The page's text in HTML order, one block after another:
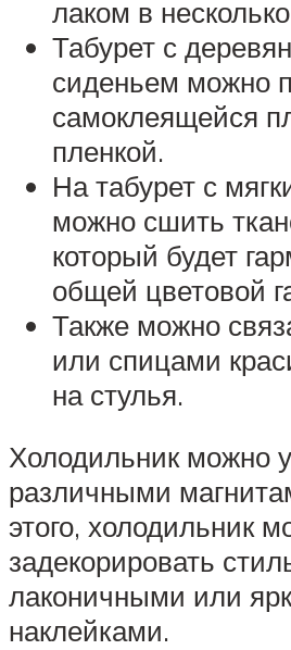
лаком в
Табурет с
сиденьем можно
самоклеящейся
пленкой.
На табурет с
можно сшить
который будет
общей цветовой
Также можно
или спицами
на стулья.
Холодильник можно
различными
этого, холодильник
задекорировать
лаконичными или
наклейками.